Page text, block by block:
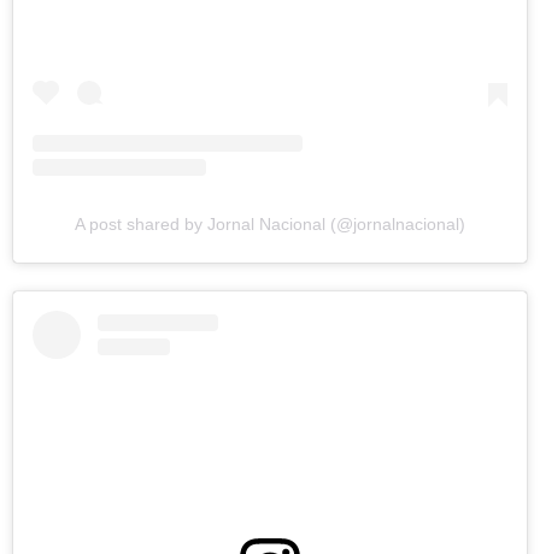
A post shared by Jornal Nacional (@jornalnacional)